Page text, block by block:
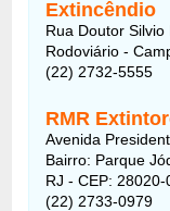
Extincêndio
Rua Doutor
Rodoviário -
(22) 2732-5555
RMR
Avenida
Bairro: Parque
RJ - CEP: 28020-
(22) 2733-0979